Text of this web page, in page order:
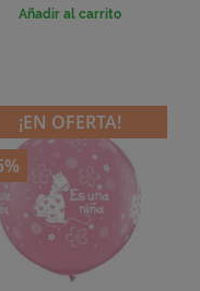
Añadir al carrito
¡EN OFERTA!